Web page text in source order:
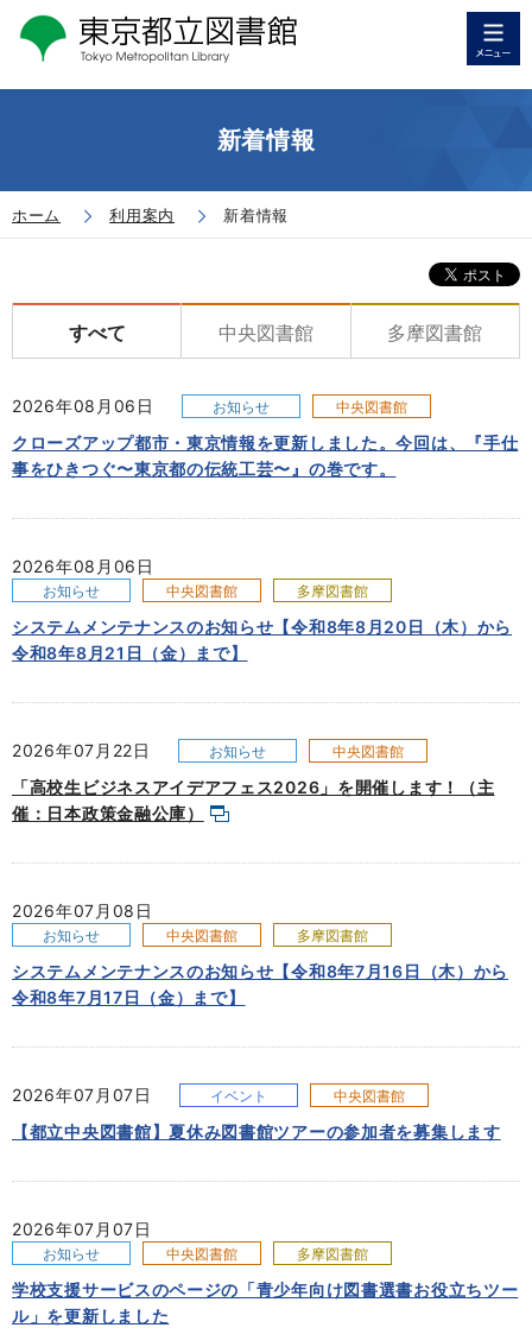
新着情報
ホーム 利用案内 新着情報
すべて 中央図書館 多摩図書館
2026年08月06日 お知らせ 中央図書館
クローズアップ都市・東京情報を更新しました。今回は、『手仕
事をひきつぐ〜東京都の伝統工芸〜』の巻です。
2026年08月06日
お知らせ 中央図書館 多摩図書館
システムメンテナンスのお知らせ【令和8年8月20日（木）から
令和8年8月21日（金）まで】
2026年07月22日 お知らせ 中央図書館
「高校生ビジネスアイデアフェス2026」を開催します！（主
催：日本政策金融公庫）
2026年07月08日
お知らせ 中央図書館 多摩図書館
システムメンテナンスのお知らせ【令和8年7月16日（木）から
令和8年7月17日（金）まで】
2026年07月07日 イベント 中央図書館
【都立中央図書館】夏休み図書館ツアーの参加者を募集します
2026年07月07日
お知らせ 中央図書館 多摩図書館
学校支援サービスのページの「青少年向け図書選書お役立ちツー
ル」を更新しました